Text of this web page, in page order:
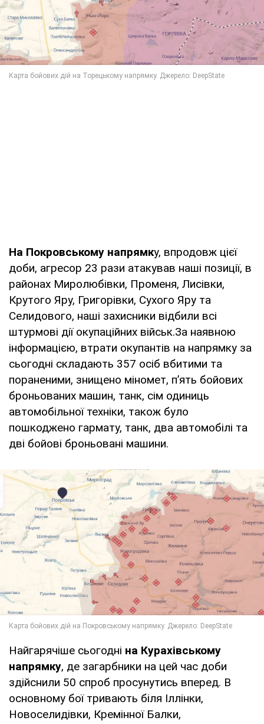
На Покровському напрямку, впродовж цієї
доби, агресор 23 рази атакував наші позиції, в
районах Миролюбівки, Променя, Лисівки,
Крутого Яру, Григорівки, Сухого Яру та
Селидового, наші захисники відбили всі
штурмові дії окупаційних військ.За наявною
інформацією, втрати окупантів на напрямку за
сьогодні складають 357 осіб вбитими та
пораненими, знищено міномет, п’ять бойових
броньованих машин, танк, сім одиниць
автомобільної техніки, також було
пошкоджено гармату, танк, два автомобілі та
дві бойові броньовані машини.
Найгарячіше сьогодні на Курахівському
напрямку, де загарбники на цей час доби
здійснили 50 спроб просунутись вперед. В
основному бої тривають біля Іллінки,
Новоселидівки, Кремінної Балки,